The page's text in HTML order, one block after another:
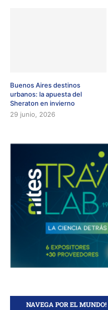
Buenos Aires destinos
urbanos: la apuesta del
Sheraton en invierno
29 junio, 2026
NAVEGA POR EL MUNDO!